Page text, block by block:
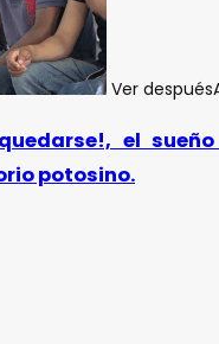
Ver después
el
potosino.